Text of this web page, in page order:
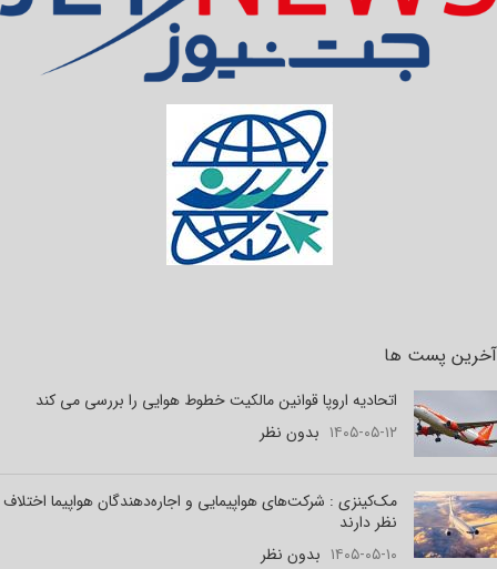
آخرین پست ها
اتحادیه اروپا قوانین مالکیت خطوط هوایی را بررسی می کند
۱۴۰۵-۰۵-۱۲ بدون نظر
مک‌کینزی : شرکت‌های هواپیمایی و اجاره‌دهندگان هواپیما اختلاف
نظر دارند
۱۴۰۵-۰۵-۱۰ بدون نظر